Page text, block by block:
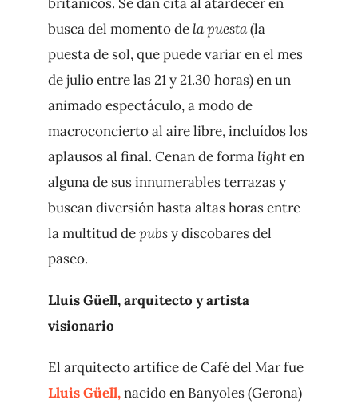
busca del momento de la puesta(la
puesta de sol, que puede variar en el mes
de julio entre las 21 y 21.30 horas) en un
animado espectáculo, a modo de
macroconcierto al aire libre, incluídos los
aplausos al final. Cenan de forma lighten
alguna de sus innumerables terrazas y
buscan diversión hasta altas horas entre
la multitud depubsy discobares del
paseo.
Lluis Güell, arquitecto y artista
visionario
El arquitecto artífice de Café del Mar fue
Lluis Güell,nacido en Banyoles (Gerona)